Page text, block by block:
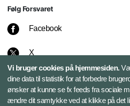
Følg Forsvaret
Facebook
X
Instagram
Bluesky
Vi bruger cookies på hjemmesiden.
dine data til statistik for at forbedre
ønsker at kunne se fx feeds fra sociale
ændre dit samtykke ved at klikke på det